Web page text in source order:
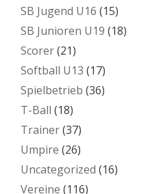
SB Jugend U16 (15)
SB Junioren U19 (18)
Scorer(21)
Softball U13 (17)
Spielbetrieb (36)
T-Ball (18)
Trainer(37)
Umpire (26)
Uncategorized (16)
Vereine (116)